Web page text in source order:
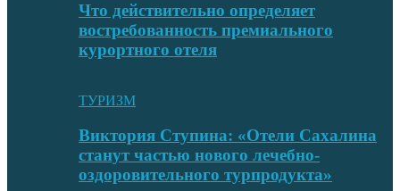
Что действительно определяет
востребованность премиального
курортного отеля
ТУРИЗМ
Виктория Ступина: «Отели Сахалина
станут частью нового лечебно-
оздоровительного турпродукта»